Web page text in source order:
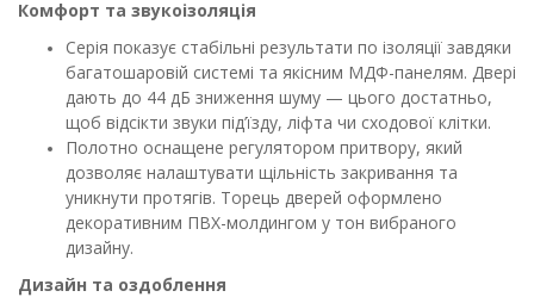
Комфорт та звукоізоляція
Серія показує стабільні результати по ізоляції завдяки
багатошаровій системі та якісним МДФ-панелям. Двері
дають до 44 дБ зниження шуму — цього достатньо,
щоб відсікти звуки під’їзду, ліфта чи сходової клітки.
Полотно оснащене регулятором притвору, який
дозволяє налаштувати щільність закривання та
уникнути протягів. Торець дверей оформлено
декоративним ПВХ-молдингом у тон вибраного
дизайну.
Дизайн та оздоблення